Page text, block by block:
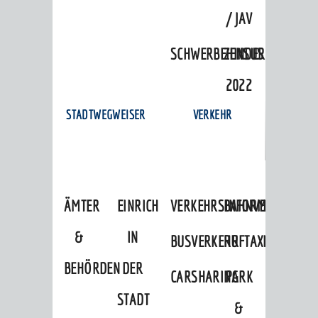
/ JAV
ZENSUS
2022
STADTWEGWEISER
ÄMTER
&
BEHÖRDEN
EINRICHTUNGEN
IN
DER
STADT
VERKEHR
VERKEHRSINFORMATIONEN
BAHNVERKEHR
BUSVERKEHRRUFTAXI
CARSHARINGPARK
&